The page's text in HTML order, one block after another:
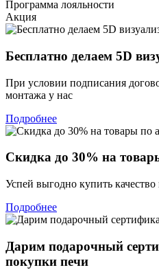
Программа лояльности
Акция
Бесплатно делаем 5D
При условии подписания
монтажа у нас
Подробнее
Скидка до 30% на
Успей выгодно купить
Подробнее
Дарим подарочный
покупки печи